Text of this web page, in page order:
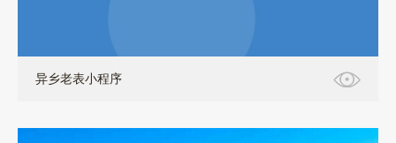
异乡老表小程序